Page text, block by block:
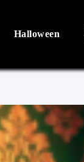
Halloween